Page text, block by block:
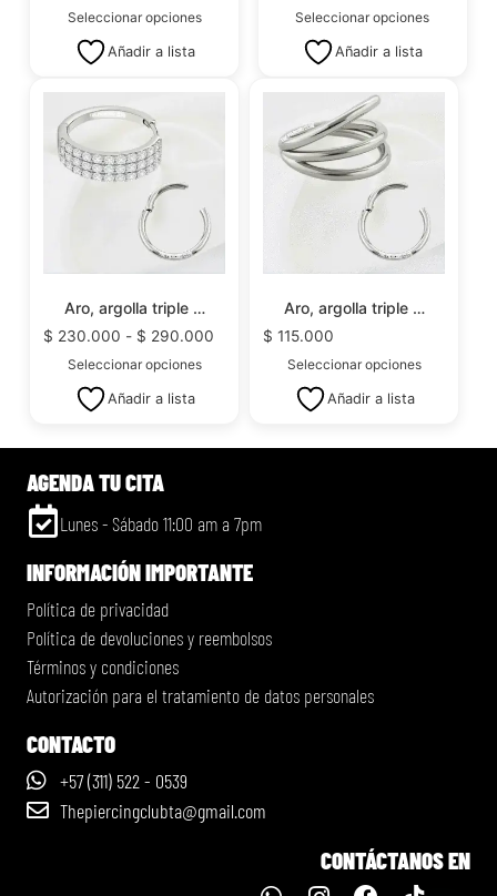
Seleccionar opciones
Añadir a lista
Seleccionar opciones
Añadir a lista
Aro, argolla triple …
$ 230.000 - $ 290.000
Seleccionar opciones
Añadir a lista
Aro, argolla triple …
$ 115.000
Seleccionar opciones
Añadir a lista
AGENDA TU CITA
Lunes - Sábado 11:00 am a 7pm
INFORMACIÓN IMPORTANTE
Política de privacidad
Política de devoluciones y reembolsos
Términos y condiciones
Autorización para el tratamiento de datos personales
CONTACTO
+57 (311) 522 - 0539
Thepiercingclubta@gmail.com
CONTÁCTANOS EN